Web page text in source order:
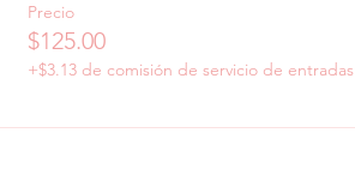
Precio
$125.00
+$3.13 de comisión de servicio de entradas